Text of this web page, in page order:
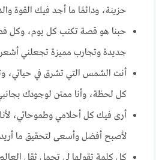
حزينة، ودائمًا ما أجد فيك القوة
حبنا هو قصة تكتب كل يوم، وكل
جديدة وتجارب مميزة تجعلني أشعر
أنت الشمس التي تشرق في حياتي،
كل لحظة، وأنا ممتن لوجودك
أرى فيك كل أحلامي وطموحاتي،
لأصبح أفضل وأسعى لتحقيق ما
كل كلمة تقولها لي تحمل ثقل